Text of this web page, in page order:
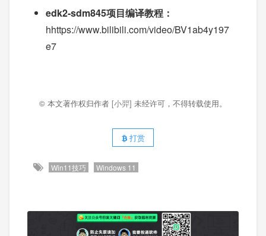
edk2-sdm845项目编译教程：
hhttps://www.bilibili.com/video/BV1ab4y197
e7
© 本文著作权归作者 [小羿] 未经许可，不得转载使用。
打赏
Win11技巧 Windows 11